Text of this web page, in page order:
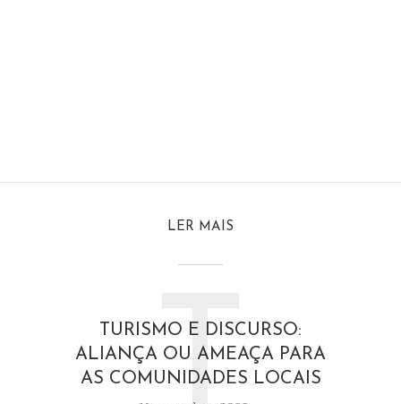
LER MAIS
TURISMO E DISCURSO:
ALIANÇA OU AMEAÇA PARA
AS COMUNIDADES LOCAIS
T